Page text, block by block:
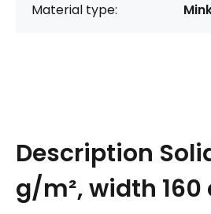
Material type:
Description
g/m², width